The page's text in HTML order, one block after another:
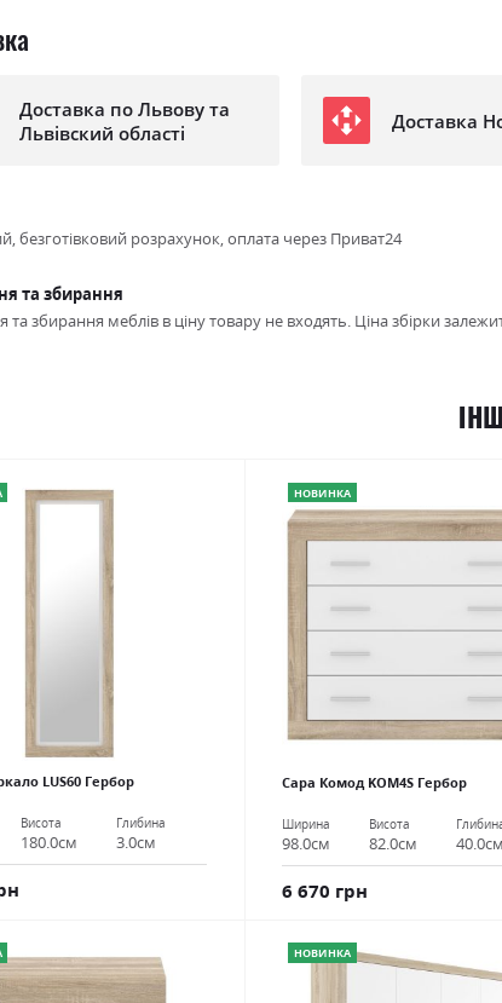
Доставка по Львову та
Львівский області
Доставка
безготівковий розрахунок, оплата через Приват24
та збирання
та збирання меблів в ціну товару не входять. Ціна збірки
LUS60 Гербор
Висота
180.0см
Глибина
3.0см
НОВИНКА
Сара Комод KOM4S Гербор
Ширина
98.0см
Висота
82.0см 40.0см
6 670 грн
НОВИНКА